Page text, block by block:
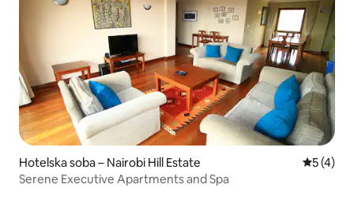
Hotelska soba – Nairobi Hill Estate
5 (4)
Serene Executive Apartments and Spa